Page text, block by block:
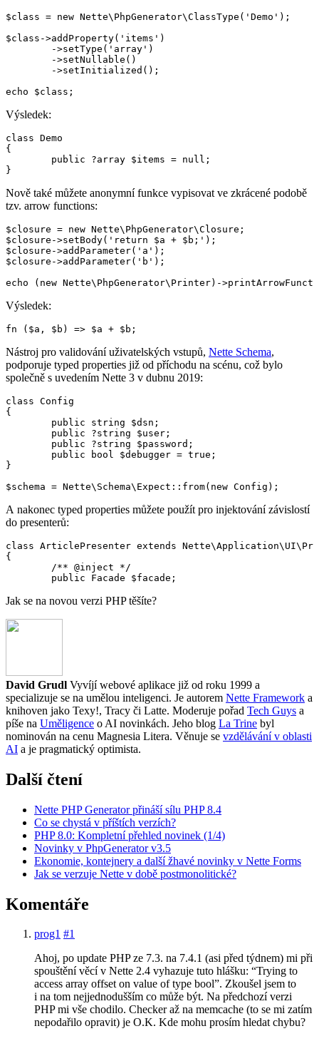
$class = new Nette\PhpGenerator\ClassType('Demo');
$class->addProperty('items')
Výsledek:
class Demo
{
Nově také můžete anonymní funkce vypisovat ve zkrácené podobě
tzv. arrow functions:
$closure = new Nette\PhpGenerator\Closure;
$closure->setBody('return $a + $b;');
$closure->addParameter('a');
$closure->addParameter('b');
Výsledek:
Nástroj pro validování uživatelských vstupů, Nette Schema,
podporuje typed properties již od příchodu na scénu, což bylo
společně s uvedením Nette 3 v dubnu 2019:
class Config
{
}
A nakonec typed properties můžete použít pro injektování závislostí
do presenterů:
class ArticlePresenter extends
{
Jak se na novou verzi PHP těšíte?
David Grudl Vyvíjí webové aplikace již od roku 1999 a
specializuje se na umělou inteligenci. Je autorem Nette Framework a
knihoven jako Texy!, Tracy či Latte. Moderuje pořad Tech Guys a
píše na Uměligence o AI novinkách. Jeho blog La Trine byl
nominován na cenu Magnesia Litera. Věnuje se vzdělávání v oblasti
AI a je pragmatický optimista.
Další čtení
Nette PHP Generator přináší sílu PHP 8.4
Co se chystá v příštích verzích?
PHP 8.0: Kompletní přehled novinek (1/4)
Novinky v PhpGenerator v3.5
Ekonomie, kontejnery a další žhavé novinky v Nette Forms
Jak se verzuje Nette v době postmonolitické?
Komentáře
prog1 #1
Ahoj, po update PHP ze 7.3. na 7.4.1 (asi před týdnem) mi při
spouštění věcí v Nette 2.4 vyhazuje tuto hlášku: “Trying to
access array offset on value of type bool”. Zkoušel jsem to
i na tom nejjednodušším co může být. Na předchozí verzi
PHP mi vše chodilo. Checker až na memcache (to se mi zatím
nepodařilo opravit) je O.K. Kde mohu prosím hledat chybu?